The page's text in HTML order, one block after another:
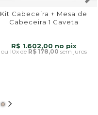
Kit Cabeceira + Mesa de
Cabeceira 1 Gaveta
R$ 1.602,00
10xde R$ 178,00 sem juros